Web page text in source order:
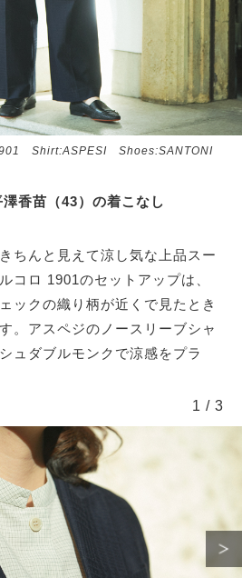
Shirt:ASPESI Shoes:SANTONI
香苗（43）の着こなし
ちんと見えて涼し気な上品スー
コロ 1901のセットアップは、
ックの織り柄が近くで見たとき
。アスペジのノースリーブシャ
ュダブルモンクで涼感をプラ
1 / 3